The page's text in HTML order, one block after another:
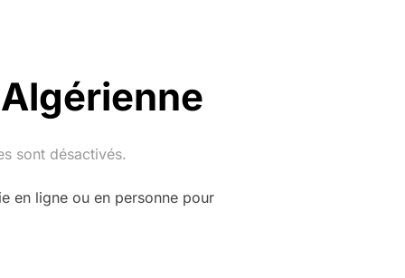
sont désactivés.
en ligne ou en personne pour